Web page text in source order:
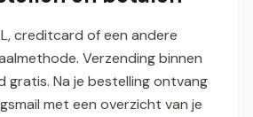
creditcard of een andere
Verzending binnen
gratis. Na je bestelling ontvang
met een overzicht van je